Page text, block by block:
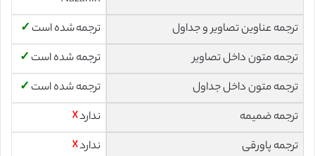
ترجمه عناوین تصاویر و جداول
ترجمه شده است ✓
ترجمه متون داخل تصاویر
ترجمه شده است ✓
ترجمه متون داخل جداول
ترجمه شده است ✓
ترجمه ضمیمه
ندارد☓
ترجمه پاورقی
ندارد☓